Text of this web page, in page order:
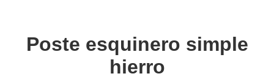
Poste esquinero simple
hierro